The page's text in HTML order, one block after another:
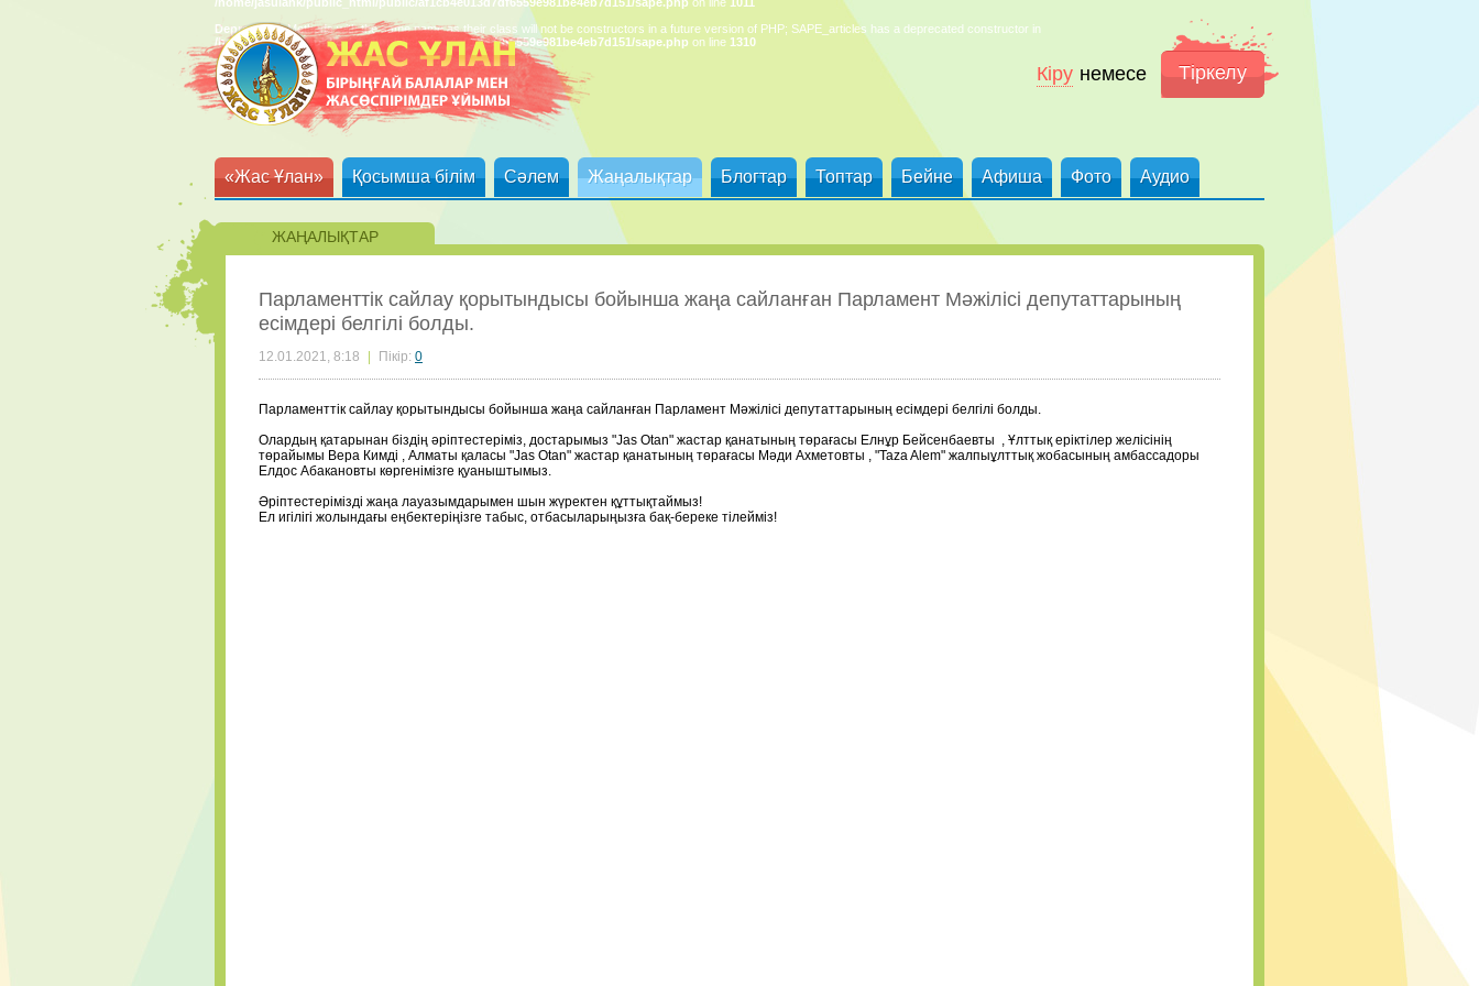
Deprecated: Methods with the same name as their class will not be constructors in a future version of PHP; SAPE_articles has a deprecated constructor in
/home/jasulank/public_html/public/af1cb4e013d7df6559e981be4eb7d151/sape.php on line 1310
Кіру немесе Тіркелу
«Жас Ұлан» Қосымша білім Сәлем Жаңалықтар Блогтар Топтар Бейне Афиша Фото Аудио
ЖАҢАЛЫҚТАР
Парламенттік сайлау қорытындысы бойынша жаңа сайланған Парламент Мәжілісі депутаттарының
есімдері белгілі болды. ⠀
12.01.2021, 8:18 Пікір: 0
Парламенттік сайлау қорытындысы бойынша жаңа сайланған Парламент Мәжілісі депутаттарының есімдері белгілі болды.
Олардың қатарынан біздің әріптестеріміз, достарымыз "Jas Otan" жастар қанатының төрағасы Елнұр Бейсенбаевты , Ұлттық еріктілер желісінің
төрайымы Вера Кимді , Алматы қаласы "Jas Otan" жастар қанатының төрағасы Мәди Ахметовты , "Taza Alem" жалпыұлттық жобасының амбассадоры
Елдос Абакановты көргенімізге қуаныштымыз.
Әріптестерімізді жаңа лауазымдарымен шын жүректен құттықтаймыз!
Ел игілігі жолындағы еңбектеріңізге табыс, отбасыларыңызға бақ-береке тілейміз!